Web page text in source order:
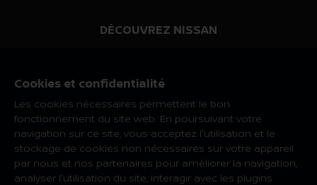
DÉCOUVREZ NISSAN
Heritage Nissan
NISSAN SOCIAL
Cookies et confidentialité
Les cookies nécessaires permettent le bon
fonctionnement du site web. En poursuivant votre
navigation sur ce site, vous acceptez l'utilisation et le
stockage de cookies non nécessaires sur votre appareil
par nous et nos partenaires pour améliorer la navigation,
analyser l'utilisation du site, interagir avec les plugins